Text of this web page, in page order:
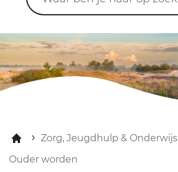
Zorg, Jeugdhulp & Onderwijs
Ouder worden